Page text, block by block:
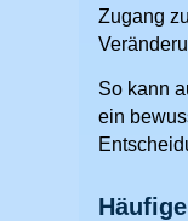
Zugang
So kann
ein